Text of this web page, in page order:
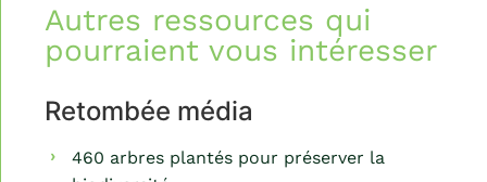
Autres ressources qui
pourraient vous intéresser
Retombée média
460 arbres plantés pour préserver la